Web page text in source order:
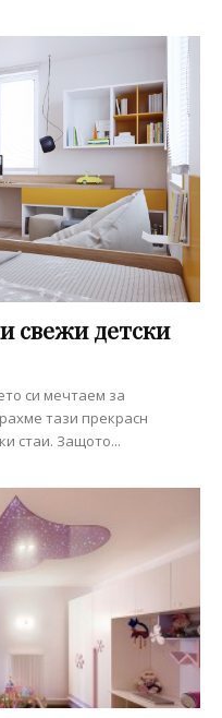
свежи детски
си мечтаем за
тази прекрасн
стаи. Защото...